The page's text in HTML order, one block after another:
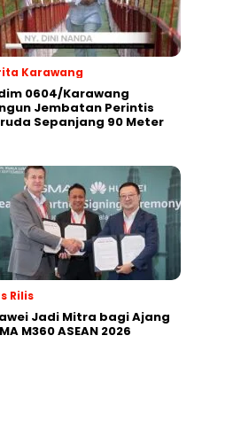
Karawang
0604/Karawang
Jembatan Perintis
Sepanjang 90 Meter
Rilis
Jadi Mitra bagi Ajang
M360 ASEAN 2026